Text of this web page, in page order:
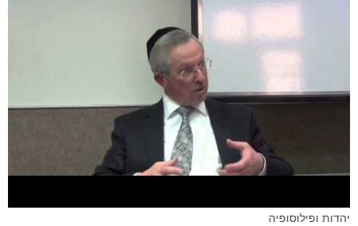
יהדות ופילוסופיה